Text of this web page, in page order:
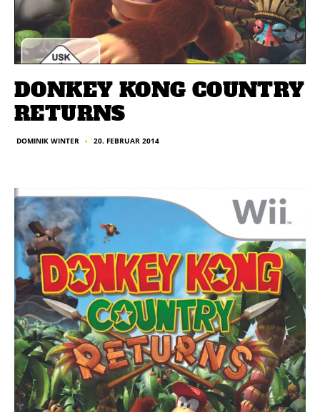
DONKEY KONG COUNTRY
RETURNS
DOMINIK WINTER ■ 20. FEBRUAR 2014